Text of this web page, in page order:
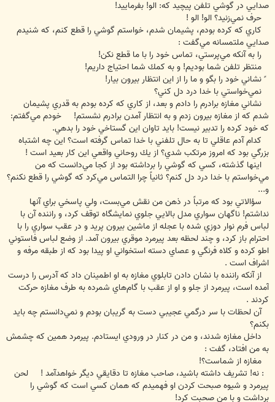
صدايي در گوشي تلفن پيچيد كه: الو! بفرماييد!
حرف نمي‌زنيد؟ الو! الو !
كاري كه كرده بودم، پشيمان شدم، خواستم گوشي را قطع كنم، كه شنيدم
صدايي ملتمسانه مي‌گفت :
را به آنكه مي‌پرستي، تماس خود را با ما قطع نكن!
منتظر تلفن شما بوديم! و به كمك شما احتياج داريم!
ً نشاني خود را بگو و ما را از اين انتظار بيرون بيار!
نمي‌خواستي با خدا درد دل كني؟
نشاني مغازه برادرم را دادم و بعد، از كاري كه كرده بودم به قدري پشيمان
شدم كه از مغازه بيرون زدم و به انتظار آمدن برادرم نشستم! خودم مي‌گفتم:
كه خود كرده را تدبير نيست! بايد تاوان اين گستاخي خود را بدهي.
كدام آدم عاقلي تا به حال تلفني با خدا تماس گرفته است؟ اين چه اشتباه
بزرگي بود كه امروز مرتكب شدي؟ از يك روحاني واقعي اين كار بعيد است !
اينها گذشته، كسي كه گوشي را برداشته بود از كجا مي‌دانست كه من
مي‌خواستم با خدا درد دل كنم؟ ثانياً چرا التماس مي‌كرد كه گوشي را قطع نكنم؟
و...
سؤالاتي بود كه مرتباً در ذهن من نقش مي‌بست، ولي پاسخي براي آنها
نداشتم! ناگهان سواري مدل بالايي جلوي نمايشگاه توقف كرد، و راننده آن با
لباس فرم نوار دوزي شده با عجله از ماشين بيرون پريد و در عقب سواري را با
احترام باز كرد، و چند لحظه بعد پيرمرد موقري بيرون آمد. از وضع لباس فاستوني
اطو كرده و كلاه فرنگي و عصاي دسته استخواني او پيدا بود كه از طبقه مرفه و
اشراف است .
از آنكه راننده با نشان دادن تابلوي مغازه به او اطمينان داد كه آدرس را درست
آمده است، پيرمرد از جلو و او از عقب با گام‌هاي شمرده به طرف مغازه حركت
كردند .
آن لحظات با سر درگمي عجيبي دست به گريبان بودم و نمي‌دانستم چه بايد
بكنم؟
داخل مغازه شدند، و من در كنار در ورودي ايستادم. پيرمرد همين كه چشمش
به من افتاد، گفت :
مغازه از شماست؟!
: نه! تشريف داشته باشيد، صاحب مغازه تا دقايقي ديگر خواهدآمد ! لحن
پيرمرد و شيوه صبحت كردن او فهميدم كه همان كسي است كه گوشي را
برداشت و با من صحبت كرد!